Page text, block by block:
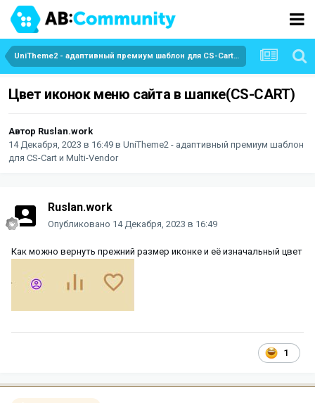
UniTheme2 - адаптивный премиум шаблон для CS-Cart и Multi-Vendor
Цвет иконок меню сайта в шапке(CS-CART)
Автор Ruslan.work
14 Декабря, 2023 в 16:49 в UniTheme2 - адаптивный премиум шаблон
для CS-Cart и Multi-Vendor
Ruslan.work
Опубликовано 14 Декабря, 2023 в 16:49
Как можно вернуть прежний размер иконке и её изначальный цвет
1